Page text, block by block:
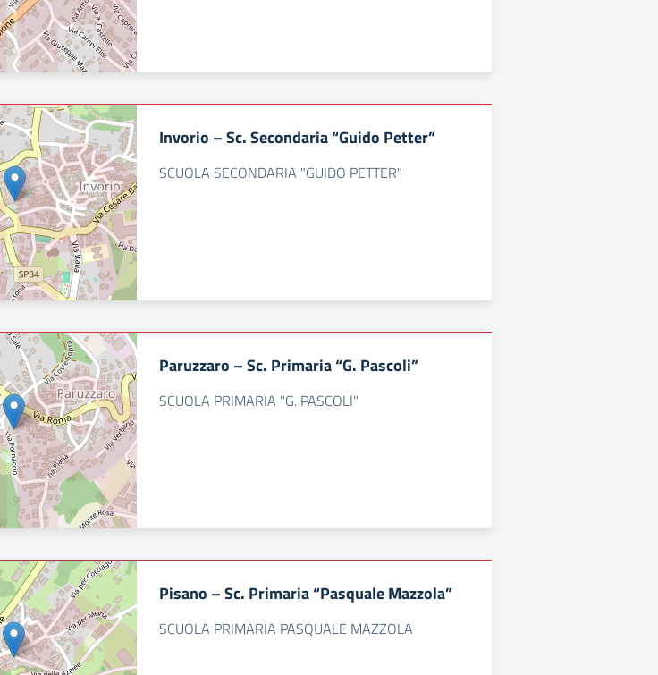
Invorio – Sc. Secondaria “Guido Petter”
SCUOLA SECONDARIA "GUIDO PETTER"
Paruzzaro – Sc. Primaria “G. Pascoli”
SCUOLA PRIMARIA "G. PASCOLI"
Pisano – Sc. Primaria “Pasquale Mazzola”
SCUOLA PRIMARIA PASQUALE MAZZOLA